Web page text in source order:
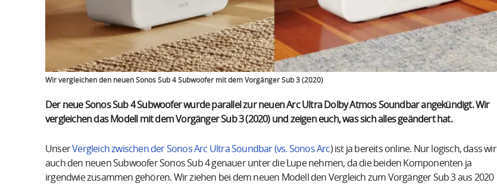
Wir vergleichen den neuen Sonos Sub 4 Subwoofer mit dem Vorgänger Sub 3 (2020)
Der neue Sonos Sub 4 Subwoofer wurde parallel zur neuen Arc Ultra Dolby Atmos Soundbar angekündigt. Wir
vergleichen das Modell mit dem Vorgänger Sub 3 (2020) und zeigen euch, was sich alles geändert hat.
UnserVergleich zwischen der Sonos Arc Ultra Soundbar (vs. Sonos Arc) ist ja bereits online. Nur logisch, dass wir
auch den neuen Subwoofer Sonos Sub 4 genauer unter die Lupe nehmen, da die beiden Komponenten ja
irgendwie zusammen gehören. Wir ziehen bei dem neuen Modell den Vergleich zum Vorgänger Sub 3 aus 2020